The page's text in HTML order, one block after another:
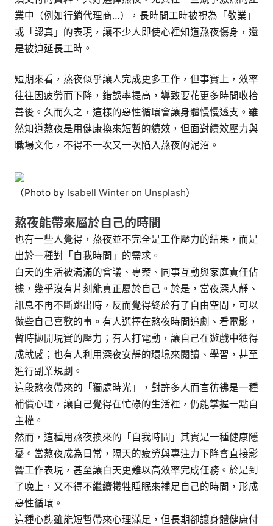
業中（例如行銷代理商…），長時間工時被視為「敬業」
或「認真」的表現，讓不少人即使心裡知道熬夜傷身，還
是被迫延長工時。
短期來看，熬夜似乎讓人完成更多工作，但事實上，效率
往往因疲勞而下降，錯誤率提高，導致要花更多時間收拾
善後。久而久之，這樣的惡性循環會讓身體慢慢透支。雖
然知道熬夜是用健康換來短暫的績效，但面對績效壓力與
職場文化，不得不一次又一次陷入熬夜的泥沼。
（Photo by Isabell Winteron Unsplash）
熬夜能帶來屬於自己的時間
也有一些人覺得，熬夜並不完全是工作壓力的結果，而是
出於一種對「自我時間」的需求。
白天的生活被滿滿的會議、專案、同事互動與家庭責任佔
據，幾乎沒有片刻能真正屬於自己。於是，當夜深人靜、
訊息不再不斷跳出時，反而覺得終於有了自由空間，可以
做些自己喜歡的事。有人選擇在熬夜時間追劇、看電影，
暫時拋開現實的壓力；有人打電動，讓自己在遊戲中獲得
成就感；也有人利用深夜安靜的環境來閱讀、學習，甚至
進行副業規劃。
這段熬夜帶來的「獨處時光」，對許多人而言彷彿是一種
補償心理，讓自己覺得在忙碌的生活裡，仍能掌握一點自
主權。
然而，這種用熬夜換來的「自我時間」其實是一種健康隱
憂。當熬夜成為日常，隔天的疲勞與專注力下降會直接影
響工作表現，甚至讓白天更難以高效率完成任務。於是到
了晚上，又不得不繼續犧牲睡眠來補足自己的時間，形成
惡性循環。
這種心態雖能短暫帶來心理滿足，但長期卻讓身體健康付